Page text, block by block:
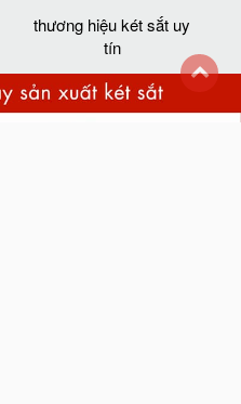
thương hiệu két sắt uy
tín
back